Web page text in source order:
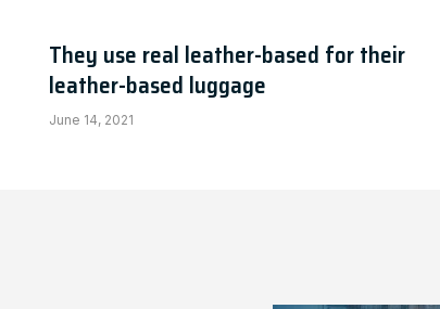
They use real leather-based for their
leather-based luggage
June 14, 2021